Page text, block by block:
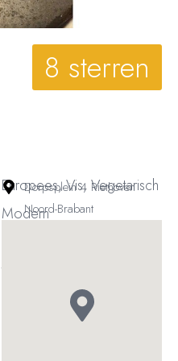
8 sterren
Europees, Vis, Vegetarisch
Modern
t/m 50 couverts
Dorpsplein 4 Riethoven
Noord-Brabant